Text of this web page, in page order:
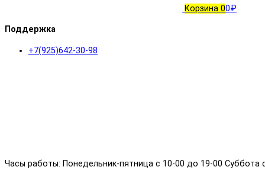
Корзина 00₽
Поддержка
+7(925)642-30-98
Часы работы: Понедельник-пятница с 10-00 до 19-00 Суббота